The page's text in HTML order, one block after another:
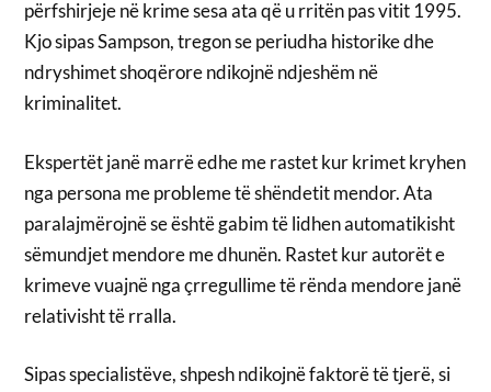
përfshirjeje në krime sesa ata që u rritën pas vitit 1995.
Kjo sipas Sampson, tregon se periudha historike dhe
ndryshimet shoqërore ndikojnë ndjeshëm në
kriminalitet.
Ekspertët janë marrë edhe me rastet kur krimet kryhen
nga persona me probleme të shëndetit mendor. Ata
paralajmërojnë se është gabim të lidhen automatikisht
sëmundjet mendore me dhunën. Rastet kur autorët e
krimeve vuajnë nga çrregullime të rënda mendore janë
relativisht të rralla.
Sipas specialistëve, shpesh ndikojnë faktorë të tjerë, si